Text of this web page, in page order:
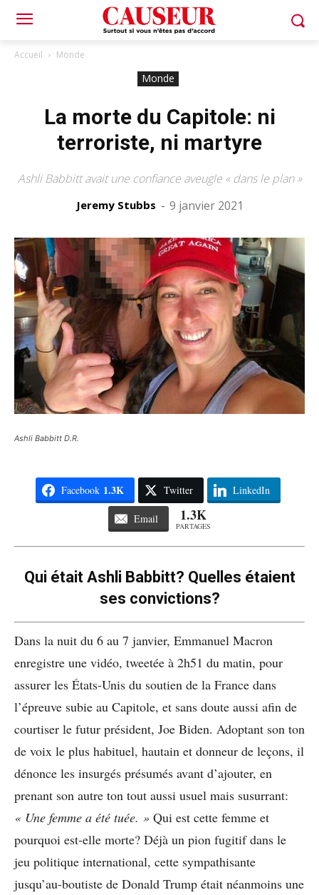
Accueil Monde
Monde
La morte du Capitole: ni
terroriste, ni martyre
Ashli Babbitt avait une confiance aveugle « dans le plan »
Jeremy Stubbs - 9 janvier 2021
Ashli Babbitt D.R.
Facebook 1.3K Twitter LinkedIn
Email 1.3K
PARTAGES
Qui était Ashli Babbitt? Quelles étaient
ses convictions?
Dans la nuit du 6 au 7 janvier, Emmanuel Macron
enregistre une vidéo, tweetée à 2h51 du matin, pour
assurer les États-Unis du soutien de la France dans
l’épreuve subie au Capitole, et sans doute aussi afin de
courtiser le futur président, Joe Biden. Adoptant son ton
de voix le plus habituel, hautain et donneur de leçons, il
dénonce les insurgés présumés avant d’ajouter, en
prenant son autre ton tout aussi usuel mais susurrant:
« Une femme a été tuée. » Qui est cette femme et
pourquoi est-elle morte? Déjà un pion fugitif dans le
jeu politique international, cette sympathisante
jusqu’au-boutiste de Donald Trump était néanmoins une